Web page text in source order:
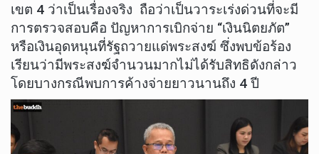
เขต 4 ว่าเป็นเรื่องจริง ถือว่าเป็นวาระเร่งด่วนที่จะมี
การตรวจสอบคือ ปัญหาการเบิกจ่าย “เงินนิตยภัต”
หรือเงินอุดหนุนที่รัฐถวายแด่พระสงฆ์ ซึ่งพบข้อร้อง
เรียนว่ามีพระสงฆ์จำนวนมากไม่ได้รับสิทธิดังกล่าว
โดยบางกรณีพบการค้างจ่ายยาวนานถึง 4 ปี